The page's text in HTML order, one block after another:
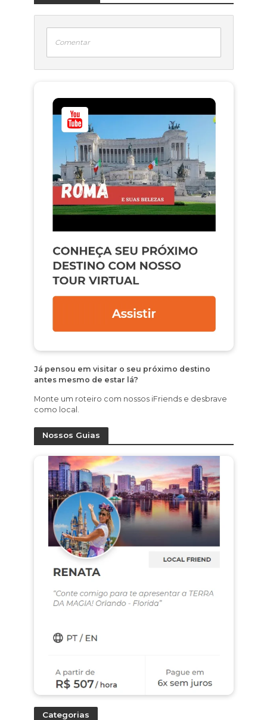
Comentar
Já pensou em visitar o seu próximo destino
antes mesmo de estar lá?
Monte um roteiro com nossos iFriends e desbrave
como local.
Nossos Guias
Categorias